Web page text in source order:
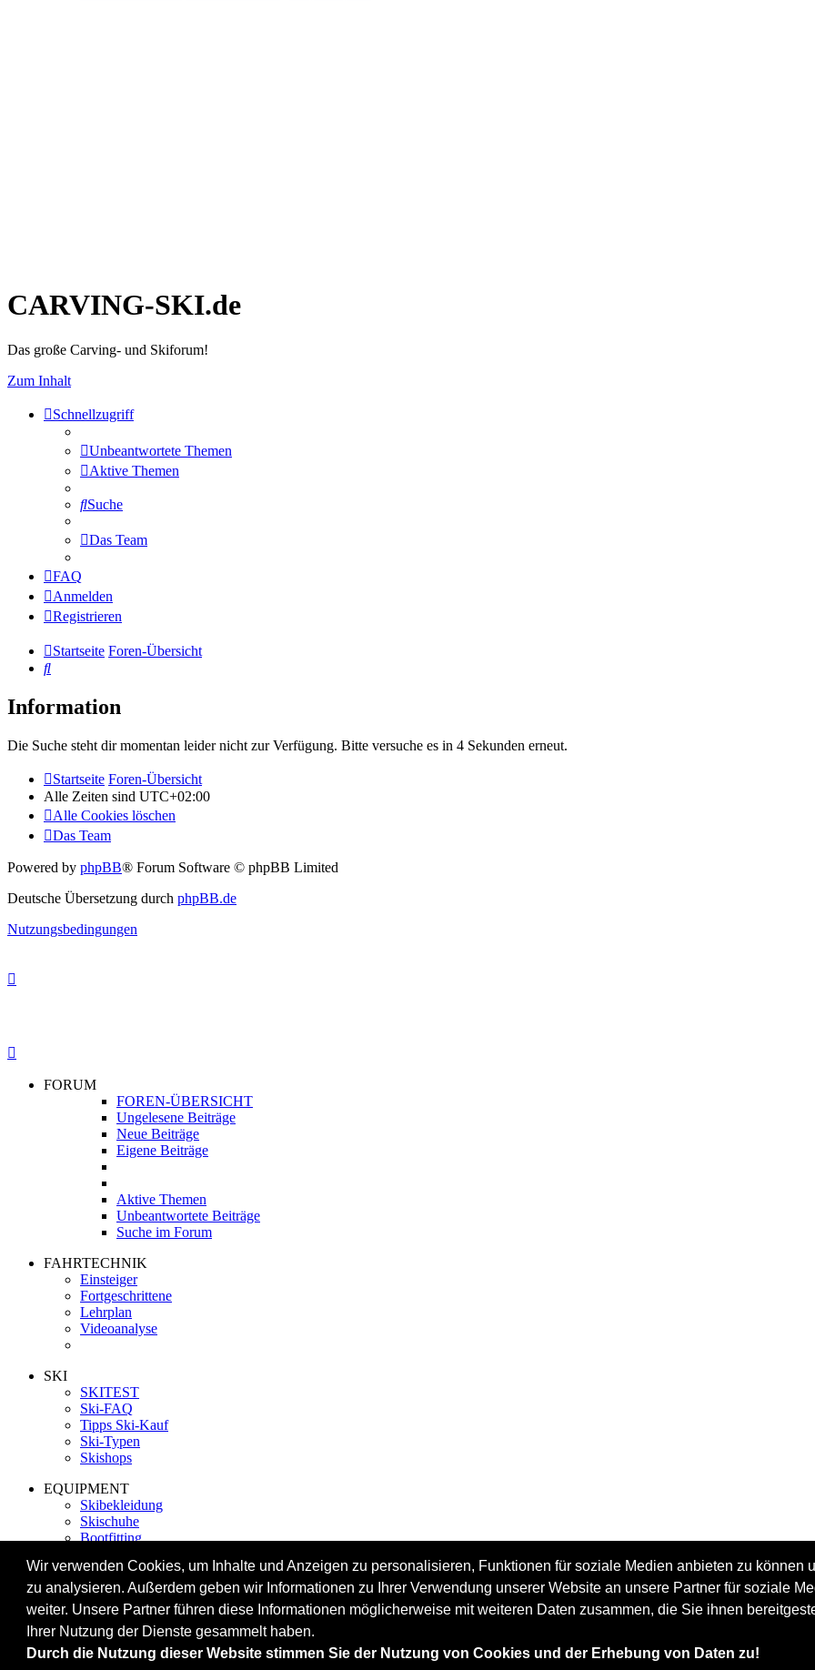
Wir verwenden Cookies, um Inhalte und Anzeigen zu personalisieren, Funktionen für soziale Medien anbieten zu können
zu analysieren. Außerdem geben wir Informationen zu Ihrer Verwendung unserer Website an unsere Partner für soziale
weiter. Unsere Partner führen diese Informationen möglicherweise mit weiteren Daten zusammen, die Sie ihnen
Ihrer Nutzung der Dienste gesammelt haben.
Durch die Nutzung dieser Website stimmen Sie der Nutzung von Cookies und der Erhebung von Daten zu!
CARVING-SKI.de
Das große Carving- und Skiforum!
Zum Inhalt
Schnellzugriff
Unbeantwortete Themen
Aktive Themen
Suche
Das Team
FAQ
Anmelden
Registrieren
Startseite Foren-Übersicht
Suche
Information
Die Suche steht dir momentan leider nicht zur Verfügung. Bitte versuche es in 4 Sekunden erneut.
Startseite Foren-Übersicht
Alle Zeiten sind UTC+02:00
Alle Cookies löschen
Das Team
Powered by phpBB® Forum Software © phpBB Limited
Deutsche Übersetzung durch phpBB.de
Nutzungsbedingungen
FORUM
FOREN-ÜBERSICHT
Ungelesene Beiträge
Neue Beiträge
Eigene Beiträge
Aktive Themen
Unbeantwortete Beiträge
Suche im Forum
FAHRTECHNIK
Einsteiger
Fortgeschrittene
Lehrplan
Videoanalyse
SKI
SKITEST
Ski-FAQ
Tipps Ski-Kauf
Ski-Typen
Skishops
EQUIPMENT
Skibekleidung
Skischuhe
Bootfitting
Skiservice selbst
SONSTIGES
Skireisen & -hotels
Impressum / Datenschutz